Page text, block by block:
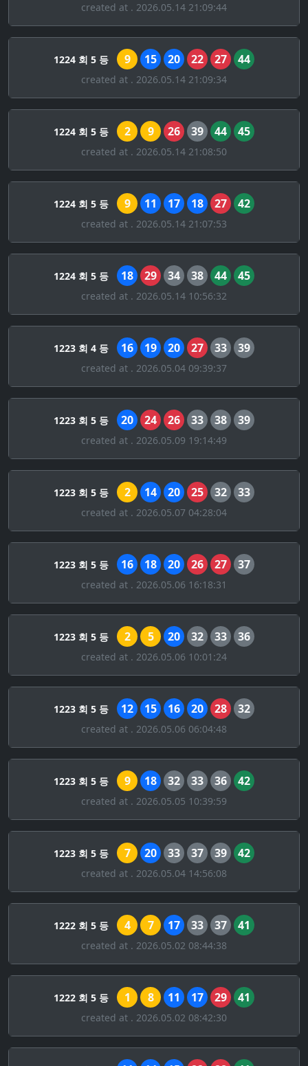
created at . 2026.05.14 21:09:44
1224 회 5 등 9 15 20 22 27 44
created at . 2026.05.14 21:09:34
1224 회 5 등 2 9 26 39 44 45
created at . 2026.05.14 21:08:50
1224 회 5 등 9 11 17 18 27 42
created at . 2026.05.14 21:07:53
1224 회 5 등 18 29 34 38 44 45
created at . 2026.05.14 10:56:32
1223 회 4 등 16 19 20 27 33 39
created at . 2026.05.04 09:39:37
1223 회 5 등 20 24 26 33 38 39
created at . 2026.05.09 19:14:49
1223 회 5 등 2 14 20 25 32 33
created at . 2026.05.07 04:28:04
1223 회 5 등 16 18 20 26 27 37
created at . 2026.05.06 16:18:31
1223 회 5 등 2 5 20 32 33 36
created at . 2026.05.06 10:01:24
1223 회 5 등 12 15 16 20 28 32
created at . 2026.05.06 06:04:48
1223 회 5 등 9 18 32 33 36 42
created at . 2026.05.05 10:39:59
1223 회 5 등 7 20 33 37 39 42
created at . 2026.05.04 14:56:08
1222 회 5 등 4 7 17 33 37 41
created at . 2026.05.02 08:44:38
1222 회 5 등 1 8 11 17 29 41
created at . 2026.05.02 08:42:30